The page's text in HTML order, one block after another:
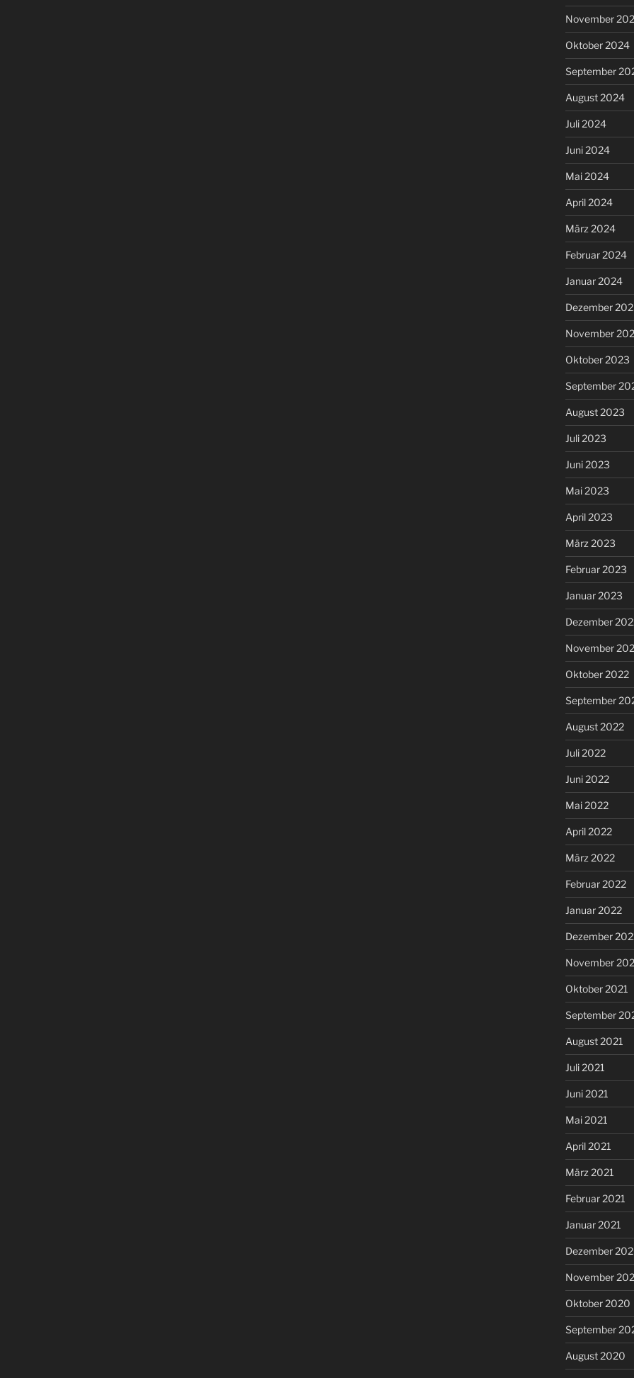
November
Oktober 2024
September
August 2024
Juli 2024
Juni 2024
Mai 2024
April 2024
März 2024
Februar 2024
Januar 2024
Dezember
November
Oktober 2023
September
August 2023
Juli 2023
Juni 2023
Mai 2023
April 2023
März 2023
Februar 2023
Januar 2023
Dezember
November
Oktober 2022
September
August 2022
Juli 2022
Juni 2022
Mai 2022
April 2022
März 2022
Februar 2022
Januar 2022
Dezember
November
Oktober 2021
September
August 2021
Juli 2021
Juni 2021
Mai 2021
April 2021
März 2021
Februar 2021
Januar 2021
Dezember
November
Oktober 2020
September
August 2020